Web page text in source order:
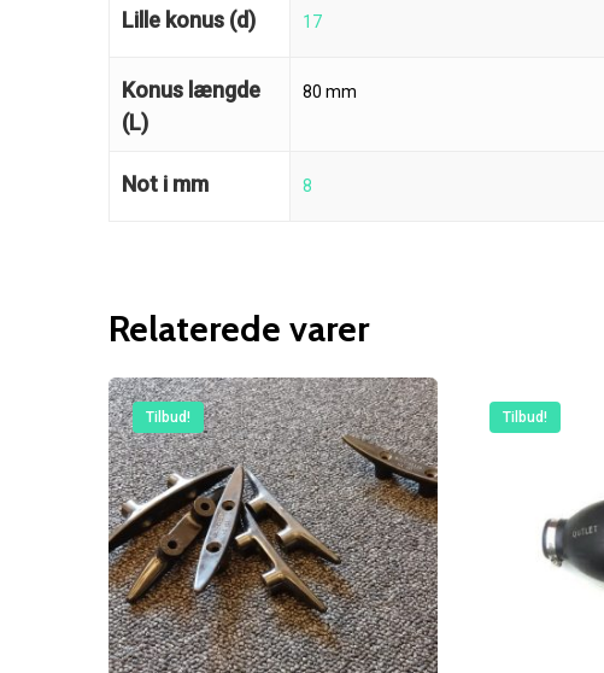
Lille konus (d) 17
Konus længde
(L)
80 mm
Not i mm 8
Relaterede varer
Tilbud! Tilbud!